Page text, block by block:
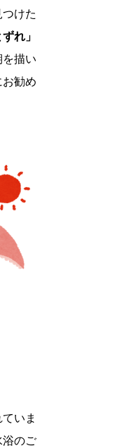
けた
れ」
描い
勧め
いま
浴のご